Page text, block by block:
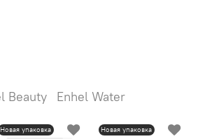
Beauty Enhel Water
Новая упаковка Новая упаковка